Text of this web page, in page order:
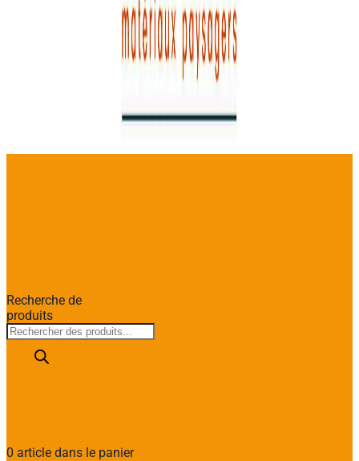
Recherche de
produits
0 article dans le panier